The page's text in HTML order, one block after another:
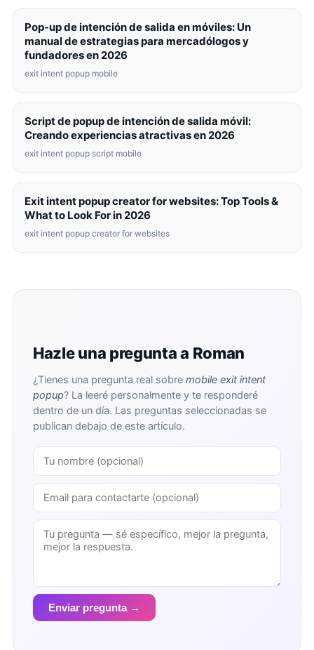
Pop-up de intención de salida en móviles: Un
manual de estrategias para mercadólogos y
fundadores en 2026
exit intent popup mobile
Script de popup de intención de salida móvil:
Creando experiencias atractivas en 2026
exit intent popup script mobile
Exit intent popup creator for websites: Top Tools &
What to Look For in 2026
exit intent popup creator for websites
Hazle una pregunta a Roman
¿Tienes una pregunta real sobre mobile exit intent
popup? La leeré personalmente y te responderé
dentro de un día. Las preguntas seleccionadas se
publican debajo de este artículo.
Enviar pregunta →